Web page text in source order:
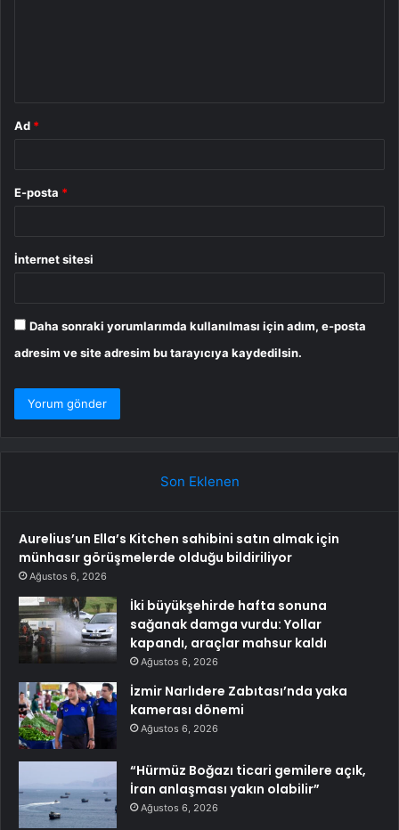
Ad *
E-posta *
İnternet sitesi
Daha sonraki yorumlarımda kullanılması için adım, e-posta
adresim ve site adresim bu tarayıcıya kaydedilsin.
Son Eklenen
Aurelius’un Ella’s Kitchen sahibini satın almak için
münhasır görüşmelerde olduğu bildiriliyor
Ağustos 6, 2026
İki büyükşehirde hafta sonuna
sağanak damga vurdu: Yollar
kapandı, araçlar mahsur kaldı
Ağustos 6, 2026
İzmir Narlıdere Zabıtası’nda yaka
kamerası dönemi
Ağustos 6, 2026
“Hürmüz Boğazı ticari gemilere açık,
İran anlaşması yakın olabilir”
Ağustos 6, 2026